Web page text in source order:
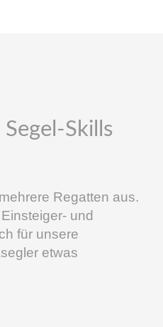
Skills
Regatten aus.
und
für unsere
etwas